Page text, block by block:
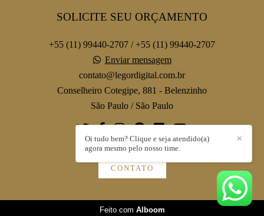
SOLICITE SEU ORÇAMENTO
+55 (11) 99440-2707 / +55 (11) 99440-2707
Enviar mensagem
contato@legordigital.com.br
Conselheiro Cotegipe, 881 - Belenzinho
São Paulo / São Paulo
CONTATO
✕
Oi tudo bem? Clique e seja atendido(a)
agora mesmo pelo nosso time.
Feito com Alboom